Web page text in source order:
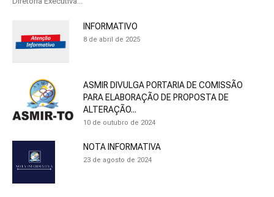
INFORMATIVO
8 de abril de 2025
ASMIR DIVULGA PORTARIA DE COMISSÃO
PARA ELABORAÇÃO DE PROPOSTA DE
ALTERAÇÃO...
10 de outubro de 2024
NOTA INFORMATIVA
23 de agosto de 2024